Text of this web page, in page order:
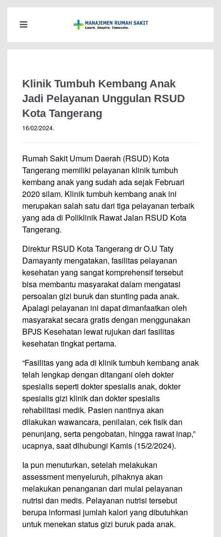
Klinik Tumbuh Kembang Anak
Jadi Pelayanan Unggulan RSUD
Kota Tangerang
16/02/2024.
Rumah Sakit Umum Daerah (RSUD) Kota
Tangerang memiliki pelayanan klinik tumbuh
kembang anak yang sudah ada sejak Februari
2020 silam. Klinik tumbuh kembang anak ini
merupakan salah satu dari tiga pelayanan terbaik
yang ada di Poliklinik Rawat Jalan RSUD Kota
Tangerang.
Direktur RSUD Kota Tangerang dr O.U Taty
Damayanty mengatakan, fasilitas pelayanan
kesehatan yang sangat komprehensif tersebut
bisa membantu masyarakat dalam mengatasi
persoalan gizi buruk dan stunting pada anak.
Apalagi pelayanan ini dapat dimanfaatkan oleh
masyarakat secara gratis dengan menggunakan
BPJS Kesehatan lewat rujukan dari fasilitas
kesehatan tingkat pertama.
“Fasilitas yang ada di klinik tumbuh kembang anak
telah lengkap dengan ditangani oleh dokter
spesialis seperti dokter spesialis anak, dokter
spesialis gizi klinik dan dokter spesialis
rehabilitasi medik. Pasien nantinya akan
dilakukan wawancara, penilaian, cek fisik dan
penunjang, serta pengobatan, hingga rawat inap,”
ucapnya, saat dihubungi Kamis (15/2/2024).
Ia pun menuturkan, setelah melakukan
assessment menyeluruh, pihaknya akan
melakukan penanganan dari mulai pelayanan
nutrisi dan medis. Pelayanan nutrisi tersebut
berupa informasi jumlah kalori yang dibutuhkan
untuk menekan status gizi buruk pada anak.